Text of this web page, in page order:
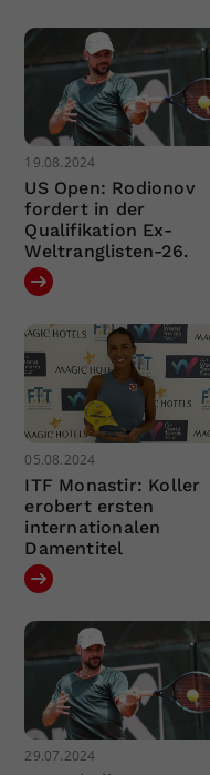
19.08.2024
US Open: Rodionov
fordert in der
Qualifikation Ex-
Weltranglisten-26.
05.08.2024
ITF Monastir: Koller
erobert ersten
internationalen
Damentitel
29.07.2024